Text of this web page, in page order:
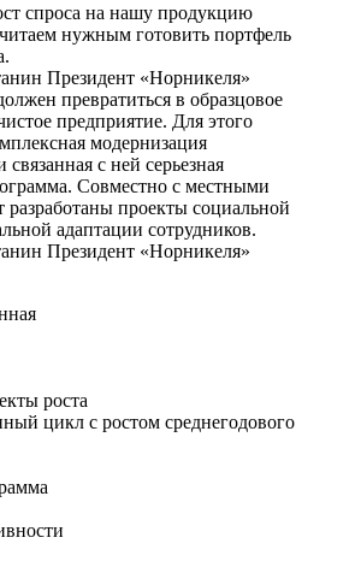
спроса на нашу продукцию
нужным готовить портфель
Президент «Норникеля»
превратиться в образцовое
предприятие. Для этого
модернизация
связанная с ней серьезная
Совместно с местными
разработаны проекты социальной
адаптации сотрудников.
Президент «Норникеля»
роста
цикл с ростом среднегодового